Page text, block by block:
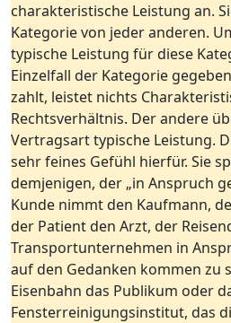
charakteristische Leistung an.
Kategorie von jeder anderen.
typische Leistung für diese
Einzelfall der Kategorie
zahlt, leistet nichts
Rechtsverhältnis. Der andere
Vertragsart typische Leistung.
sehr feines Gefühl hierfür. Sie
demjenigen, der „in Anspruch
Kunde nimmt den Kaufmann,
der Patient den Arzt, der
Transportunternehmen in
auf den Gedanken kommen zu
Eisenbahn das Publikum oder
Fensterreinigungsinstitut, das